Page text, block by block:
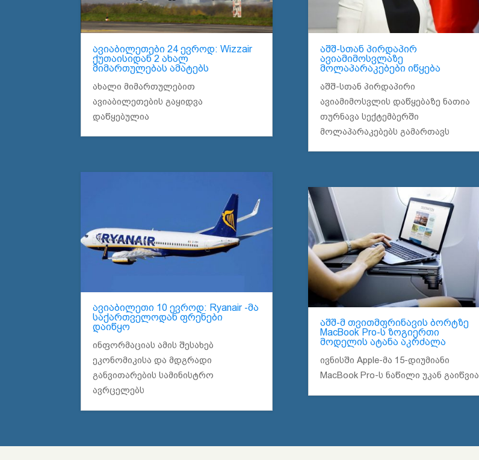
ავიაბილეთები 24 ევროდ: Wizzair
ქუთაისიდან 2 ახალ
მიმართულებას ამატებს
ახალი მიმართულებით
ავიაბილეთების გაყიდვა
დაწყებულია
ავიაბილეთი 10 ევროდ: Ryanair -მა
საქართველოდან ფრენები
დაიწყო
ინფორმაციას ამის შესახებ
ეკონომიკისა და მდგრადი
განვითარების სამინისტრო
ავრცელებს
აშშ-სთან პირდაპირ
ავიამიმოსვლაზე
მოლაპარაკებები იწყება
აშშ-სთან პირდაპირი
ავიამიმოსვლის დაწყებაზე ნათია
თურნავა სექტემბერში
მოლაპარაკებებს გამართავს
აშშ-მ თვითმფრინავის ბორტზე
MacBook Pro-ს ზოგიერთი
მოდელის ატანა აკრძალა
ივნისში Apple-მა 15-დიუმიანი
MacBook Pro-ს ნაწილი უკან გაიწვია